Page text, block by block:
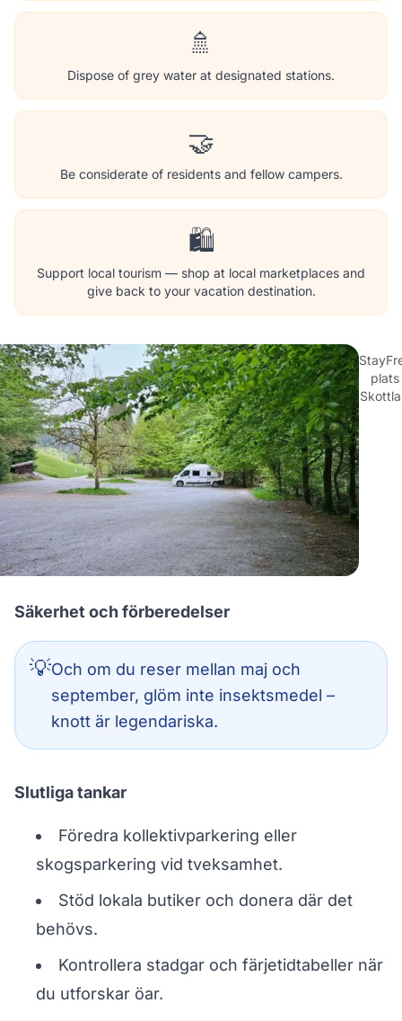
🚿
Dispose of grey water at designated stations.
🤝
Be considerate of residents and fellow campers.
🛍️
Support local tourism — shop at local marketplaces and
give back to your vacation destination.
plats
Säkerhet och förberedelser
💡Och om du reser mellan maj och
september, glöm inte insektsmedel –
knott är legendariska.
Slutliga tankar
Föredra kollektivparkering eller
skogsparkering vid tveksamhet.
Stöd lokala butiker och donera där det
behövs.
Kontrollera stadgar och färjetidtabeller när
du utforskar öar.